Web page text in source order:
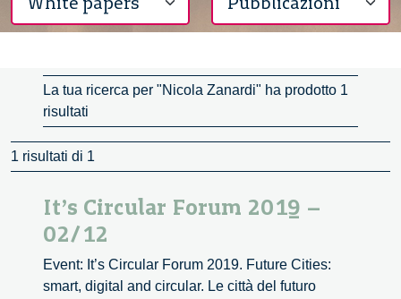
La tua ricerca per "Nicola Zanardi" ha prodotto 1
risultati
1 risultati di 1
It’s Circular Forum 2019 –
02/12
Event: It’s Circular Forum 2019. Future Cities:
smart, digital and circular. Le città del futuro